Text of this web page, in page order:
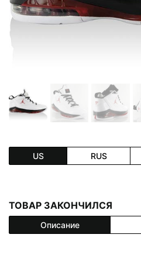
US RUS
ТОВАР ЗАКОНЧИЛСЯ
Описание